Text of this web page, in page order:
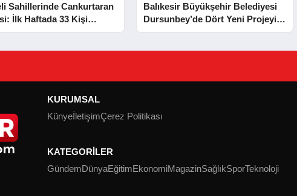
Sahillerinde Cankurtaran
İlk Haftada 33 Kişi
Balıkesir Büyükşehir Belediyesi
Dursunbey’de Dört Yeni Projeyi
Hizmete Açtı
KURUMSAL
KünyeİletişimÇerez Politikası
KATEGORİLER
GündemDünyaEğitimEkonomiMagazinSağlıkSporTeknoloji